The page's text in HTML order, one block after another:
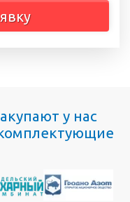
у нас